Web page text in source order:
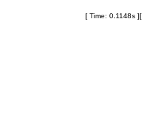
[ Time: 0.1148s